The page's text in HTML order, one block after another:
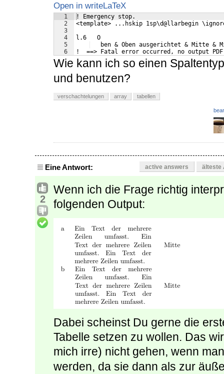
Open in writeLaTeX
1
2
3
4
5
6
! Emergency stop.
<template> ...hskip 1sp\d@llarbegin
l.6   O
ben & Oben ausgerichtet & Mitte &
!  ==> Fatal error occurred, no output
Wie kann ich so einen
und benutzen?
verschachtelungen array tabellen
Eine Antwort: active answers älteste
2
Wenn ich die Frage richtig
folgenden Output:
Dabei scheinst Du gerne die
Tabelle setzen zu wollen. Das
mich irre) nicht gehen, wenn
werden, da sie dann als zur